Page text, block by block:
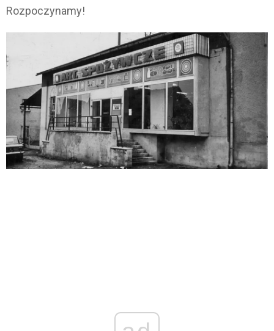
Rozpoczynamy!